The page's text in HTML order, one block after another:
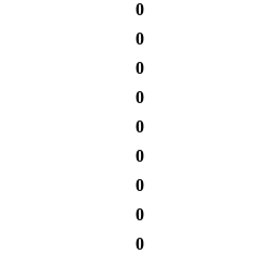
0
0
0
0
0
0
0
0
0